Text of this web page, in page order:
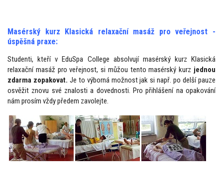
Masérský kurz Klasická relaxační masáž pro veřejnost -
úspěšná praxe:
Studenti, kteří v EduSpa College absolvují masérský kurz Klasická
relaxační masáž pro veřejnost, si můžou tento masérský kurz jednou
zdarma zopakovat. Je to výborná možnost jak si např. po delší pauze
osvěžit znovu své znalosti a dovednosti. Pro přihlášení na opakování
nám prosím vždy předem zavolejte.